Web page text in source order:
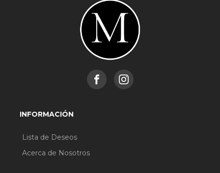
INFORMACIÓN
Lista de Deseos
Acerca de Nosotros